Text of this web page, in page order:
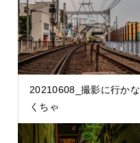
20210608_撮影に行かな
くちゃ